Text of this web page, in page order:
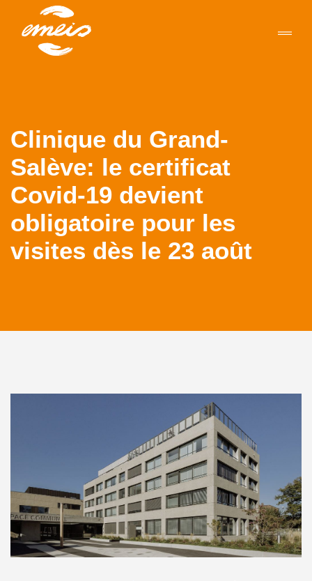
Clinique du Grand-
Salève: le certificat
Covid-19 devient
obligatoire pour les
visites dès le 23 août